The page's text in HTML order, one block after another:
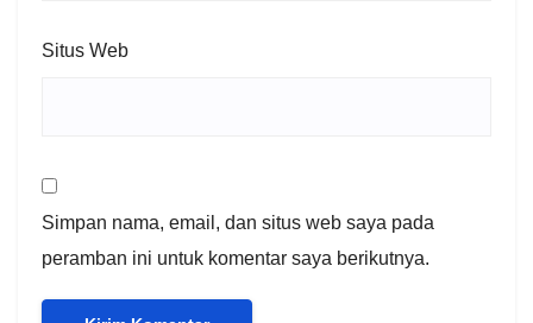
Situs Web
Simpan nama, email, dan situs web saya pada
peramban ini untuk komentar saya berikutnya.